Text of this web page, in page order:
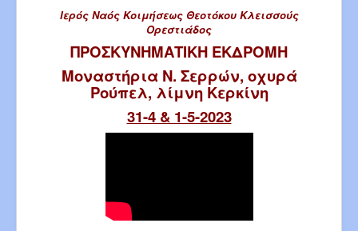
Ιερός Ναός Κοιμήσεως Θεοτόκου Κλεισσούς
Ορεστιάδος
ΠΡΟΣΚΥΝΗΜΑΤΙΚΗ ΕΚΔΡΟΜΗ
Μοναστήρια Ν. Σερρών, οχυρά
Ρούπελ, λίμνη Κερκίνη
31-4 & 1-5-2023